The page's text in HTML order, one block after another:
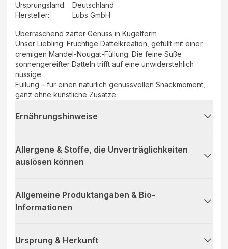
Ursprungsland:
Deutschland
Hersteller: Lubs GmbH
Überraschend zarter Genuss in Kugelform
Unser Liebling: Fruchtige Dattelkreation, gefüllt mit einer
cremigen Mandel-Nougat-Füllung. Die feine Süße
sonnengereifter Datteln trifft auf eine unwiderstehlich
nussige
Füllung – für einen natürlich genussvollen Snackmoment,
ganz ohne künstliche Zusätze.
Ernährungshinweise
Allergene & Stoffe, die Unverträglichkeiten
auslösen können
Allgemeine Produktangaben & Bio-
Informationen
Ursprung & Herkunft